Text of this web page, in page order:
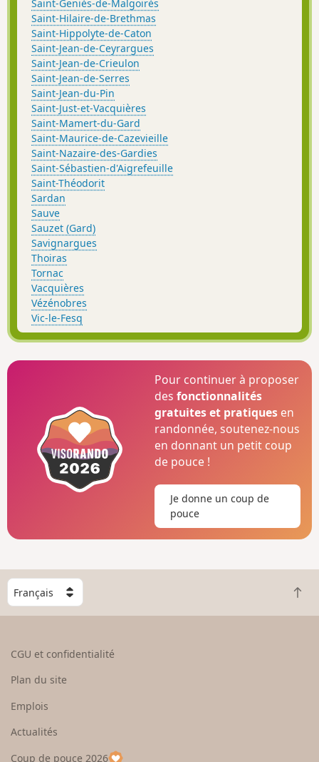
Saint-Geniès-de-Malgoirès
Saint-Hilaire-de-Brethmas
Saint-Hippolyte-de-Caton
Saint-Jean-de-Ceyrargues
Saint-Jean-de-Crieulon
Saint-Jean-de-Serres
Saint-Jean-du-Pin
Saint-Just-et-Vacquières
Saint-Mamert-du-Gard
Saint-Maurice-de-Cazevieille
Saint-Nazaire-des-Gardies
Saint-Sébastien-d'Aigrefeuille
Saint-Théodorit
Sardan
Sauve
Sauzet (Gard)
Savignargues
Thoiras
Tornac
Vacquières
Vézénobres
Vic-le-Fesq
Pour continuer à proposer
desfonctionnalités
gratuites et pratiques en
randonnée, soutenez-nous
en donnant un petit coup
de pouce !
Je donne un coup de
pouce
C
h
o
e
u
R
e
CGU et confidentialité
Plan du site
Emplois
Actualités
Coup de pouce 2026